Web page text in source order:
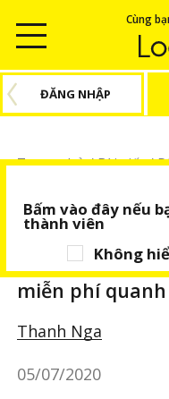
Cùng
ĐĂNG NHẬP
Trang chủ/Bài viết/
hò lí tưởng hoàn toàn
DU LỊCH Tokyo Địa
4 địa điểm
miễn phí
Thanh Nga
05/07/2020
Không
Bấm vào đây nếu
thành viên